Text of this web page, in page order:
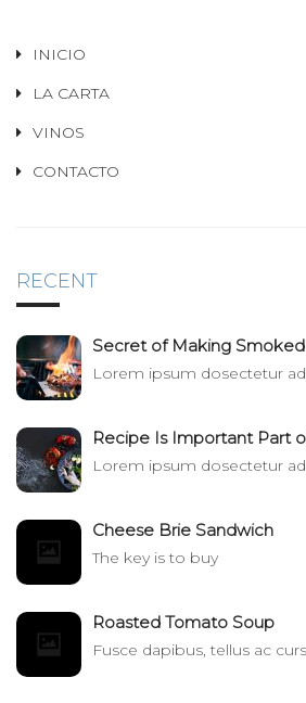
INICIO
LA CARTA
VINOS
CONTACTO
RECENT
Secret of Making
Lorem ipsum dosectetur
Recipe Is Important Part
Lorem ipsum dosectetur
Cheese Brie Sandwich
The key is to buy
Roasted Tomato Soup
Fusce dapibus, tellus ac